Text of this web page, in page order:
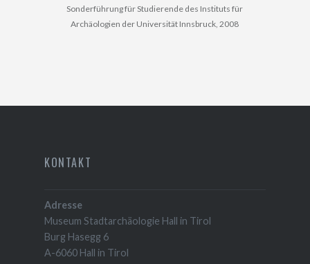
Sonderführung für Studierende des Instituts für
Archäologien der Universität Innsbruck, 2008
KONTAKT
Adresse
Museum Stadtarchäologie Hall in Tirol
Burg Hasegg 6
A-6060 Hall in Tirol